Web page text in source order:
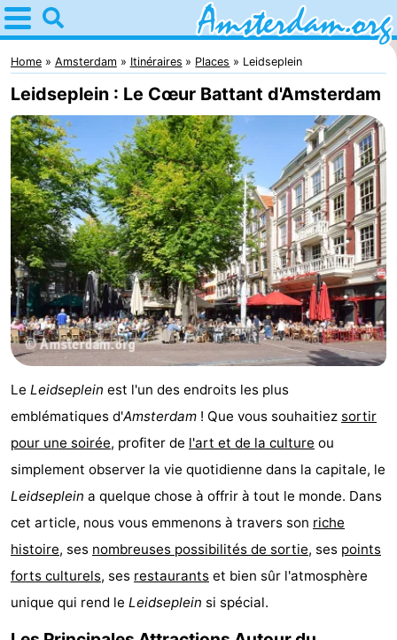
Home
Amsterdam
Itinéraires
Avec
les
enfants
Jeunes
adultes
Gratuitement
Passer
la
nuit
Appartements
Campings
d'hôtes
Chaumières
Het
Bos
-
Last
Home Amsterdam Itinéraires Places Leidseplein
Leidseplein : Le Cœur Battant d'Amsterdam
Le Leidseplein est l'un des endroits les plus
emblématiques d'Amsterdam ! Que vous souhaitiez sortir
pour une soirée, profiter de l'art et de la culture ou
simplement observer la vie quotidienne dans la capitale, le
Leidseplein a quelque chose à offrir à tout le monde. Dans
cet article, nous vous emmenons à travers son riche
histoire, ses nombreuses possibilités de sortie, ses points
forts culturels, ses restaurants et bien sûr l'atmosphère
unique qui rend le Leidseplein si spécial.